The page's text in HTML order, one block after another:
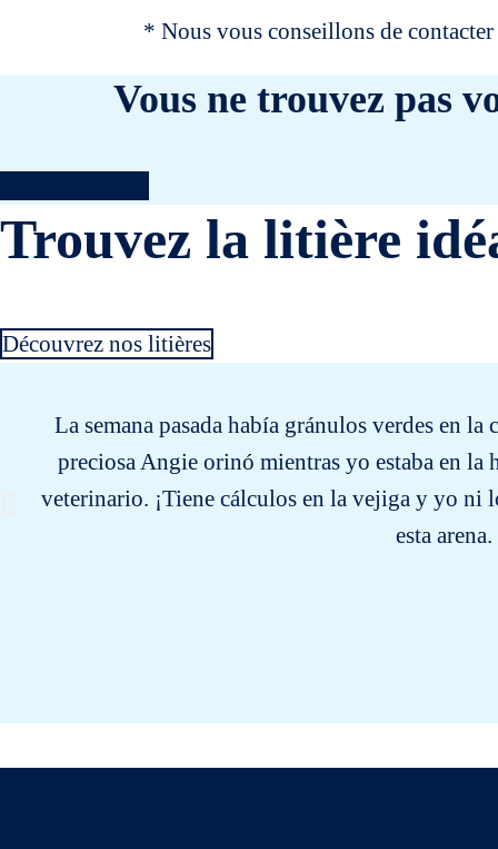
* Nous vous conseillons de
Vous ne trouvez pas
Trouvez la litière
Découvrez nos litières
La semana pasada había gránulos verdes en
preciosa Angie orinó mientras yo estaba en la
veterinario. ¡Tiene cálculos en la vejiga y yo ni
esta